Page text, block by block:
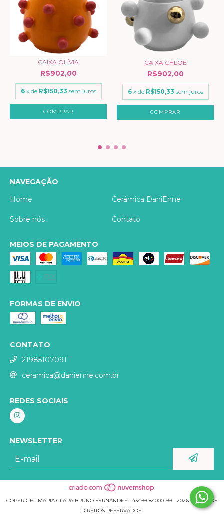
CAIXA OLÍVIA
R$902,00
6 x de R$150,33 sem juros
CAIXA CHLOE
R$902,00
6 x de R$150,33 sem juros
NAVEGAÇÃO
Home
Cerâmica DaniEnne
Sobre nós Contato
MEIOS DE PAGAMENTO
FORMAS DE ENVIO
CONTATO
21985107091
ceramica@danienne.com.br
REDES SOCIAIS
NEWSLETTER
COPYRIGHT MARIA CLARA BRUNO FERNANDES - 43499184000199 - 2026. TODOS OS
DIREITOS RESERVADOS.